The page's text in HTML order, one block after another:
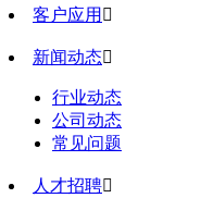
客户应用 
新闻动态
行业动态
公司动态
常见问题
人才招聘